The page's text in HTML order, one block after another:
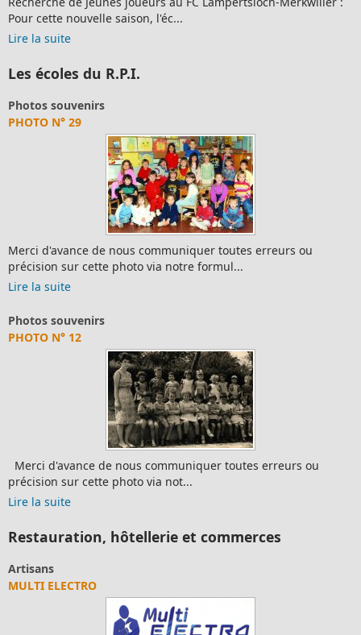
cette nouvelle saison, l'éc...
la suite
Les écoles du R.P.I.
souvenirs
N° 29
d'avance de nous communiquer toutes erreurs ou
sur cette photo via notre formul...
la suite
souvenirs
N° 12
d'avance de nous communiquer toutes erreurs ou
sur cette photo via not...
la suite
Restauration, hôtellerie et commerces
Artisans
MULTI ELECTRO